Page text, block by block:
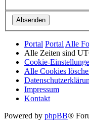
Portal Portal Alle
Alle Zeiten sind
Cookie-
Alle Cookies
Impressum
Kontakt
Powered by phpBB®